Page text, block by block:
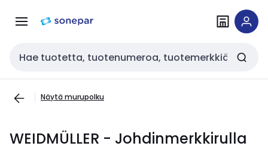
navigointiinsisältöön
Haku
Näytä murupolku
WEIDMÜLLER - Johdinmerkkirulla